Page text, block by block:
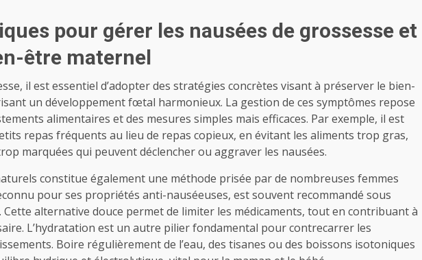
pour gérer les nausées de grossesse et
être maternel
il est essentiel d’adopter des stratégies concrètes visant à préserver le bien-
un développement fœtal harmonieux. La gestion de ces symptômes repose
alimentaires et des mesures simples mais efficaces. Par exemple, il est
repas fréquents au lieu de repas copieux, en évitant les aliments trop gras,
marquées qui peuvent déclencher ou aggraver les nausées.
constitue également une méthode prisée par de nombreuses femmes
pour ses propriétés anti-nauséeuses, est souvent recommandé sous
alternative douce permet de limiter les médicaments, tout en contribuant à
L’hydratation est un autre pilier fondamental pour contrecarrer les
Boire régulièrement de l’eau, des tisanes ou des boissons isotoniques